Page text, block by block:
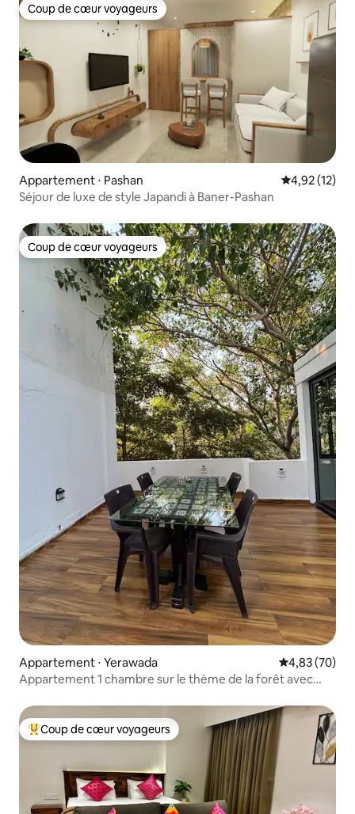
Coup de cœur voyageurs
Coup de cœur voyageurs
Appartement ⋅ Pashan Évaluation
4,92 (12)
Séjour de luxe de style Japandi à Baner-Pashan
Coup de cœur voyageurs
Coup de cœur voyageurs
Appartement ⋅ Yerawada Évaluation
4,83 (70)
Appartement 1 chambre sur le thème de la forêt avec
Coups de cœur voyageurs les plus appréciés
Coup de cœur voyageurs